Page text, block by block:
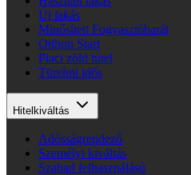
Új lakás
Minősített Fogyasztóbarát
Otthon Start
Piaci zöld hitel
Türelmi idős
Hitelkiváltás
Adósságrendező
Személyi kiváltás
Szabad felhasználású